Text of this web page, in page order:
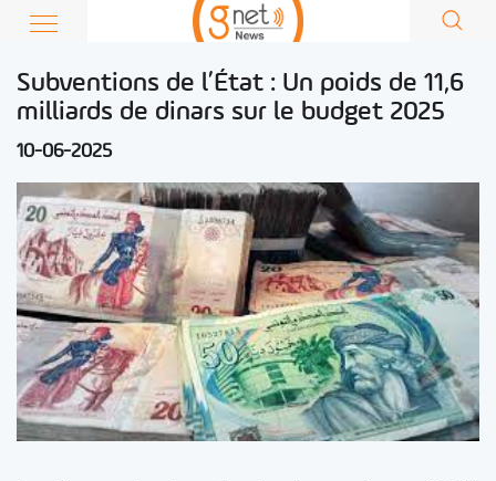
Subventions de l’État : Un poids de 11,6
milliards de dinars sur le budget 2025
10-06-2025